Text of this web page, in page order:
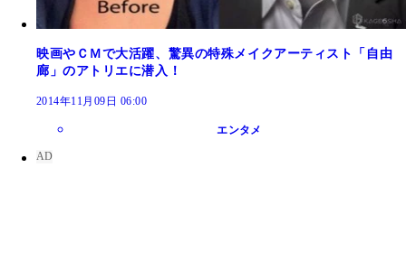
映画やＣＭで大活躍、驚異の特殊メイクアーティスト「自由
廊」のアトリエに潜入！
2014年11月09日 06:00
エンタメ